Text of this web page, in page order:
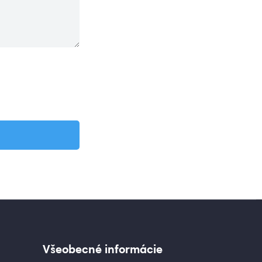
Všeobecné informácie